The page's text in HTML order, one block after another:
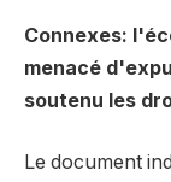
Connexes:
menacé
soutenu les
Le document